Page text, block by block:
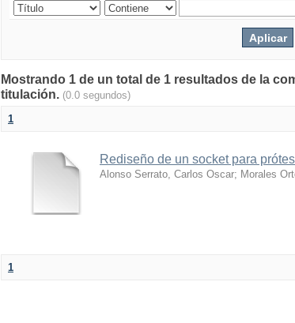
Mostrando 1 de un total de 1 resultados de la
titulación. (0.0 segundos)
1
Rediseño de un socket para
Alonso Serrato, Carlos Oscar; Morales
1